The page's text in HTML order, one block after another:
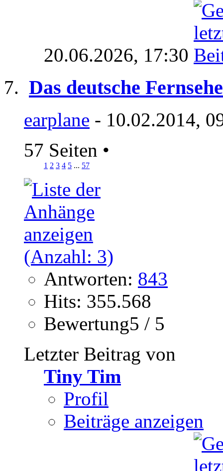
20.06.2026, 17:30
Das deutsche
earplane - 10.02.2014,
57 Seiten •
1 2 3 4 5 ... 57
Antworten: 843
Hits: 355.568
Bewertung5 / 5
Letzter Beitrag von
Tiny Tim
Profil
Beiträge anzeigen